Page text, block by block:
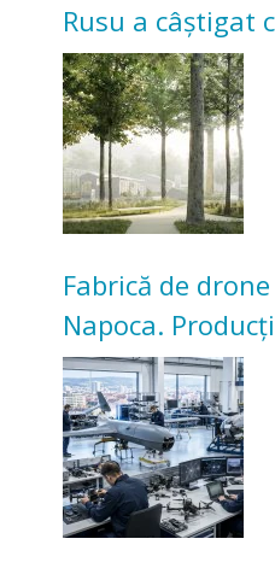
Rusu a câștigat
transformarea
Universitarilor
Fabrică de
Napoca.
înceapă în